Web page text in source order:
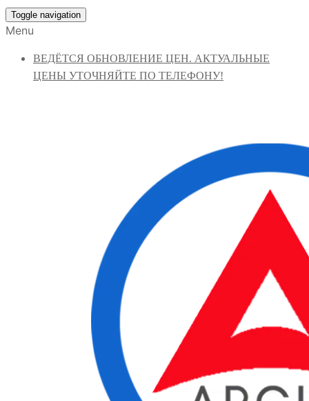
Toggle navigation
Menu
ВЕДЁТСЯ ОБНОВЛЕНИЕ ЦЕН. АКТУАЛЬНЫЕ
ЦЕНЫ УТОЧНЯЙТЕ ПО ТЕЛЕФОНУ!